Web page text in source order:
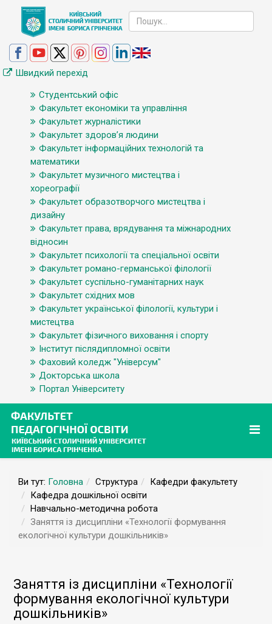
Швидкий перехід
Студентський офіс
Факультет економіки та управління
Факультет журналістики
Факультет здоров’я людини
Факультет інформаційних технологій та
математики
Факультет музичного мистецтва і
хореографії
Факультет образотворчого мистецтва і
дизайну
Факультет права, врядування та міжнародних
відносин
Факультет психології та спеціальної освіти
Факультет романо-германської філології
Факультет суспільно-гуманітарних наук
Факультет східних мов
Факультет української філології, культури і
мистецтва
Факультет фізичного виховання і спорту
Інститут післядипломної освіти
Фаховий коледж "Універсум"
Докторська школа
Портал Університету
Ви тут: Головна Структура
Кафедри факультету
Кафедра дошкільної освіти
Навчально-методична робота
Заняття із дисципліни «Технології формування
екологічної культури дошкільників»
Заняття із дисципліни «Технології
формування екологічної культури
дошкільників»